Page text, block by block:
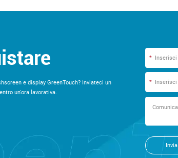
e display GreenTouch? Inviateci un
un'ora lavorativa.
*
*
Invia